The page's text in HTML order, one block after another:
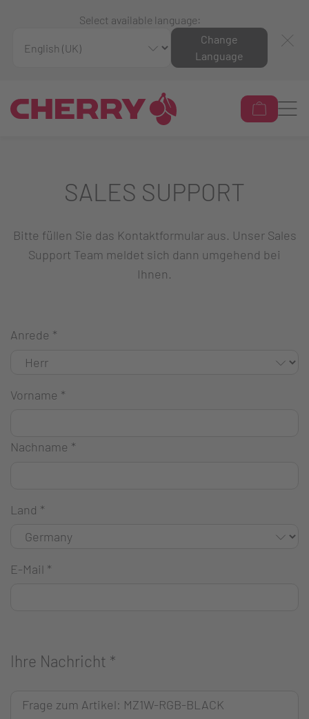
Select available language:
Change
Language
SALES SUPPORT
Bitte füllen Sie das Kontaktformular aus. Unser Sales
Support Team meldet sich dann umgehend bei
Ihnen.
Anrede *
Vorname *
Nachname *
Land *
E-Mail *
Ihre Nachricht *